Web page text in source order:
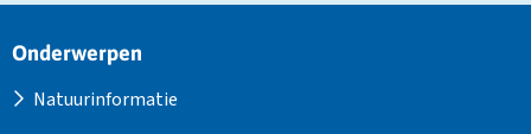
Site
Onderwerpen
Natuurinformatie